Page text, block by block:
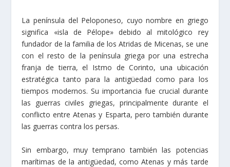
La península del Peloponeso, cuyo nombre en griego
significa «isla de Pélope» debido al mitológico rey
fundador de la familia de los Atridas de Micenas, se une
con el resto de la península griega por una estrecha
franja de tierra, el Istmo de Corinto, una ubicación
estratégica tanto para la antigüedad como para los
tiempos modernos. Su importancia fue crucial durante
las guerras civiles griegas, principalmente durante el
conflicto entre Atenas y Esparta, pero también durante
las guerras contra los persas.
Sin embargo, muy temprano también las potencias
marítimas de la antigüedad, como Atenas y más tarde